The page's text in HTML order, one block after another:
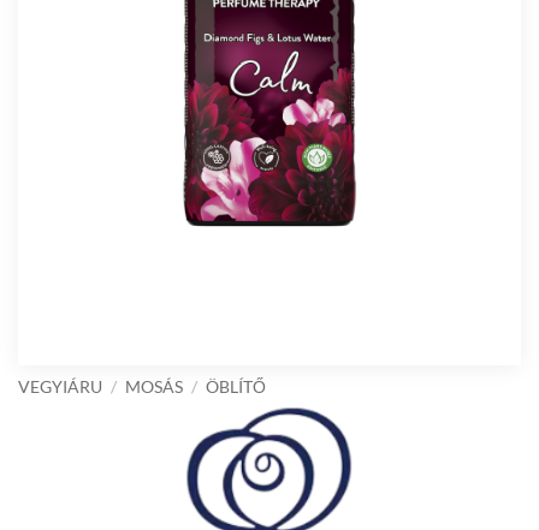
VEGYIÁRU / MOSÁS / ÖBLÍTŐ